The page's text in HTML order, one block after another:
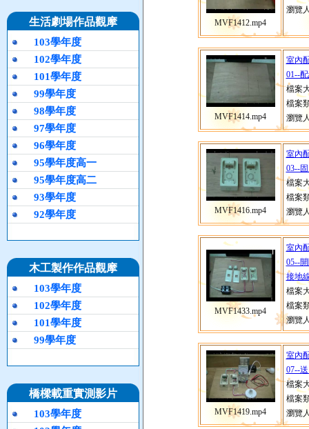
生活劇場作品觀摩
103學年度
102學年度
101學年度
99學年度
98學年度
97學年度
96學年度
95學年度高一
95學年度高二
93學年度
92學年度
木工製作作品觀摩
103學年度
102學年度
101學年度
99學年度
橋樑載重實測影片
103學年度
MVF1412.mp4
瀏覽
MVF1414.mp4
室內
01--
檔案
檔案
瀏覽
MVF1416.mp4
室內
03--
檔案
檔案
瀏覽
MVF1433.mp4
室內
05--
接地
檔案
檔案
瀏覽
MVF1419.mp4
室內
07--
檔案
檔案
瀏覽